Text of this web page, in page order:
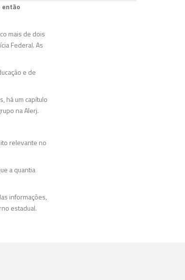
então
mais de dois
Federal. As
e de
há um capítulo
na Alerj.
relevante no
a quantia
informações,
estadual.